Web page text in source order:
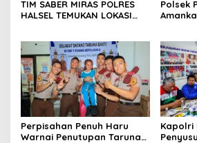
TIM SABER MIRAS POLRES
HALSEL TEMUKAN LOKASI
Polsek
Perpisahan Penuh Haru
Warnai Penutupan Taruna
Kapolri